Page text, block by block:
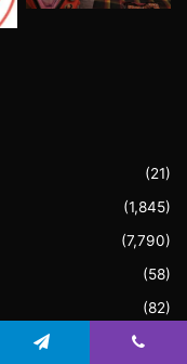
(21)
(1,845)
(7,790)
(58)
(82)
(883)